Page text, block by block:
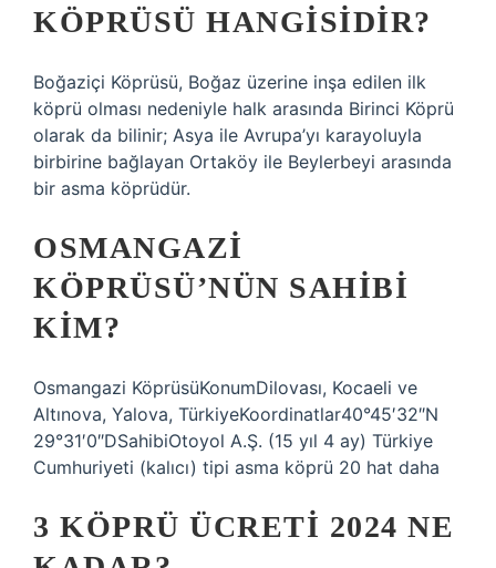
KÖPRÜSÜ HANGISIDIR?
Boğaziçi Köprüsü, Boğaz üzerine inşa edilen ilk
köprü olması nedeniyle halk arasında Birinci Köprü
olarak da bilinir; Asya ile Avrupa’yı karayoluyla
birbirine bağlayan Ortaköy ile Beylerbeyi arasında
bir asma köprüdür.
OSMANGAZI
KÖPRÜSÜ’NÜN SAHIBI
KIM?
Osmangazi KöprüsüKonumDilovası, Kocaeli ve
Altınova, Yalova, TürkiyeKoordinatlar40°45′32″N
29°31′0″DSahibiOtoyol A.Ş. (15 yıl 4 ay) Türkiye
Cumhuriyeti (kalıcı) tipi asma köprü 20 hat daha
3 KÖPRÜ ÜCRETI 2024 NE